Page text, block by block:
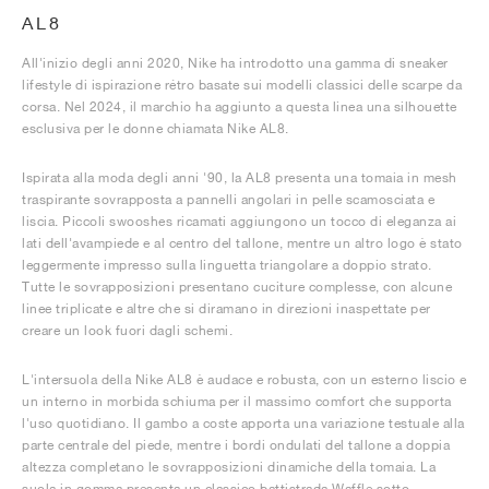
AL8
All'inizio degli anni 2020, Nike ha introdotto una gamma di sneaker
lifestyle di ispirazione rétro basate sui modelli classici delle scarpe da
corsa. Nel 2024, il marchio ha aggiunto a questa linea una silhouette
esclusiva per le donne chiamata Nike AL8.
Ispirata alla moda degli anni '90, la AL8 presenta una tomaia in mesh
traspirante sovrapposta a pannelli angolari in pelle scamosciata e
liscia. Piccoli swooshes ricamati aggiungono un tocco di eleganza ai
lati dell'avampiede e al centro del tallone, mentre un altro logo è stato
leggermente impresso sulla linguetta triangolare a doppio strato.
Tutte le sovrapposizioni presentano cuciture complesse, con alcune
linee triplicate e altre che si diramano in direzioni inaspettate per
creare un look fuori dagli schemi.
L'intersuola della Nike AL8 è audace e robusta, con un esterno liscio e
un interno in morbida schiuma per il massimo comfort che supporta
l'uso quotidiano. Il gambo a coste apporta una variazione testuale alla
parte centrale del piede, mentre i bordi ondulati del tallone a doppia
altezza completano le sovrapposizioni dinamiche della tomaia. La